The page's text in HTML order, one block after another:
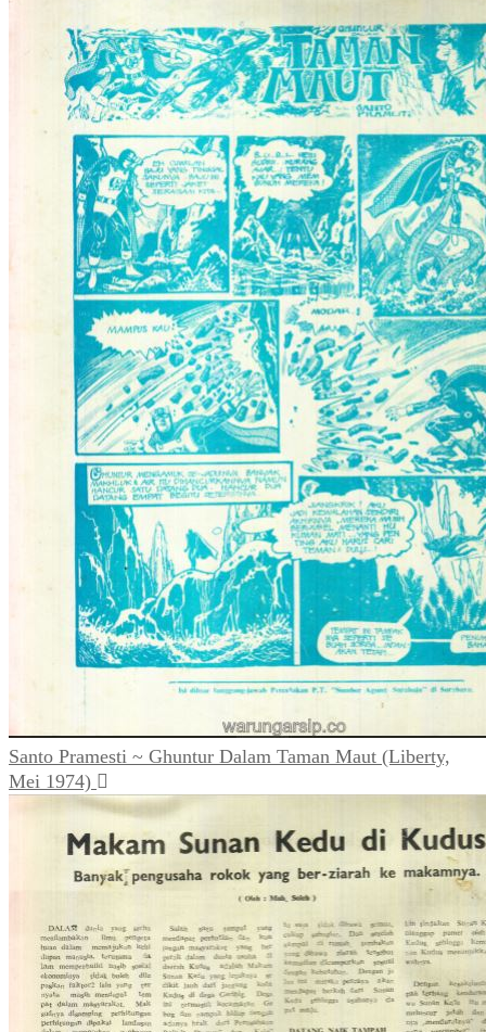
Santo Pramesti ~ Ghuntur Dalam Taman Maut (Liberty,
Mei 1974)